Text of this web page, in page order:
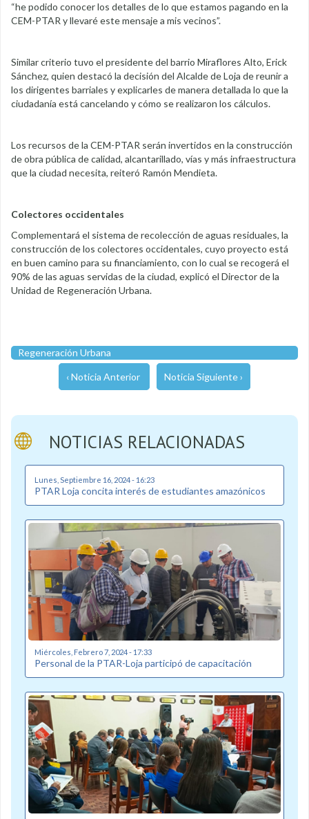
“he podido conocer los detalles de lo que estamos pagando en la
CEM-PTAR y llevaré este mensaje a mis vecinos”.
Similar criterio tuvo el presidente del barrio Miraflores Alto, Erick
Sánchez, quien destacó la decisión del Alcalde de Loja de reunir a
los dirigentes barriales y explicarles de manera detallada lo que la
ciudadanía está cancelando y cómo se realizaron los cálculos.
Los recursos de la CEM-PTAR serán invertidos en la construcción
de obra pública de calidad, alcantarillado, vías y más infraestructura
que la ciudad necesita, reiteró Ramón Mendieta.
Colectores occidentales
Complementará el sistema de recolección de aguas residuales, la
construcción de los colectores occidentales, cuyo proyecto está
en buen camino para su financiamiento, con lo cual se recogerá el
90% de las aguas servidas de la ciudad, explicó el Director de la
Unidad de Regeneración Urbana.
Regeneración Urbana
‹ Noticia Anterior Noticia Siguiente ›
NOTICIAS RELACIONADAS
Lunes, Septiembre 16, 2024 - 16:23
PTAR Loja concita interés de estudiantes amazónicos
Miércoles, Febrero 7, 2024 - 17:33
Personal de la PTAR-Loja participó de capacitación